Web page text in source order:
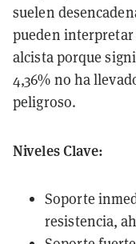
suelen
pueden
alcista porque
4,36% no ha
peligroso.
Niveles Clave:
Soporte
resistencia,